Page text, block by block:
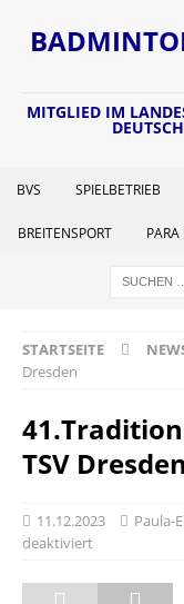
MITGLIED IM
BVS SPIELBETRIEB
BREITENSPORT
STARTSEITE
Dresden
TSV Dresden
11.12.2023 Paula-
deaktiviert